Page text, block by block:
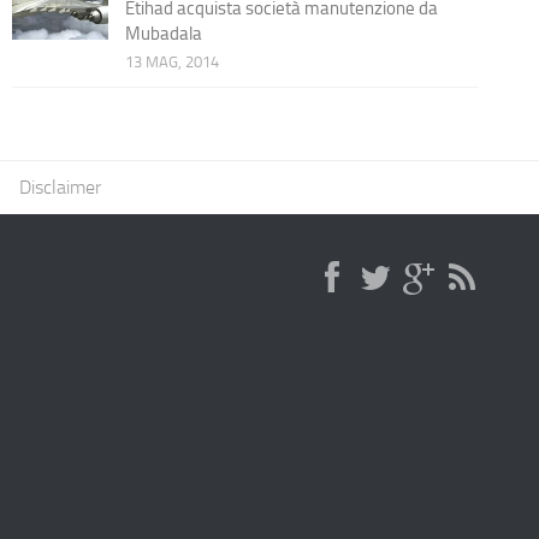
Etihad acquista società manutenzione da
Mubadala
13 MAG, 2014
Disclaimer